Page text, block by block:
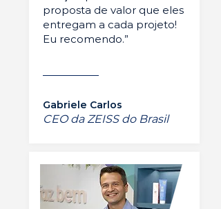
proposta de valor que eles
entregam a cada projeto!
Eu recomendo.”
Gabriele Carlos
CEO da ZEISS do Brasil